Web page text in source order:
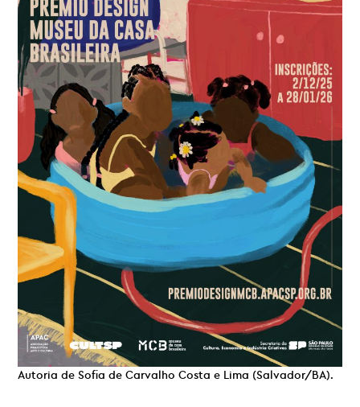
Autoria de Sofia de Carvalho Costa e Lima (Salvador/BA).